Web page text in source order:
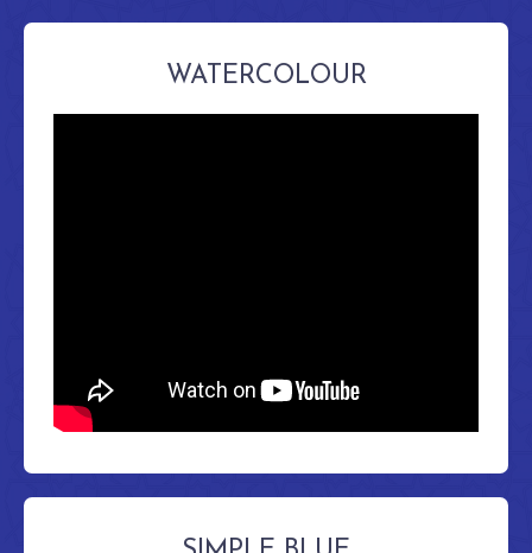
WATERCOLOUR